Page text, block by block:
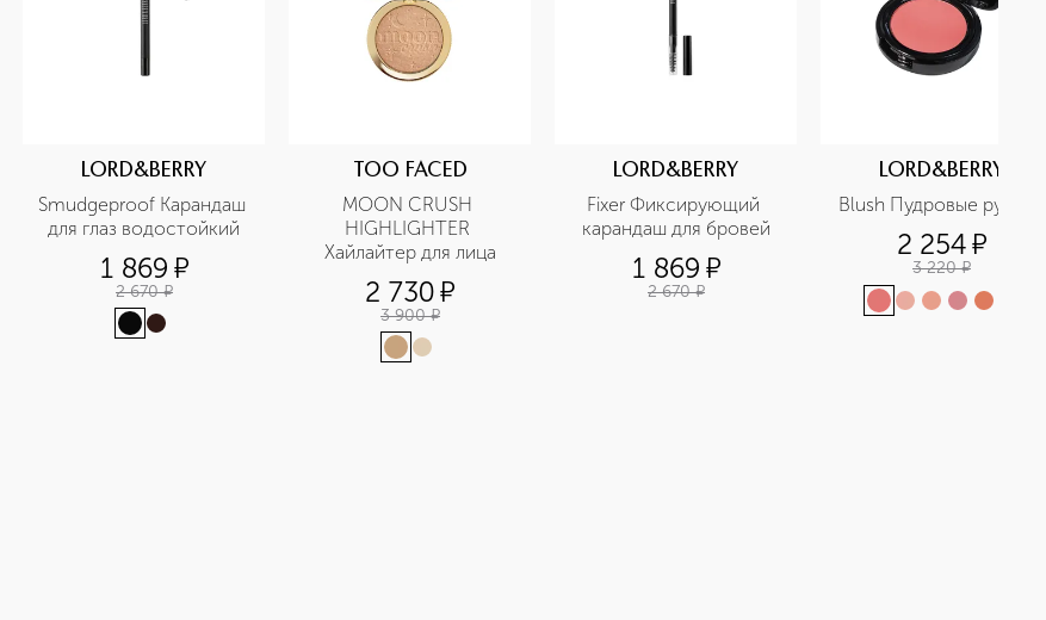
LORD&BERRY
Smudgeproof Карандаш
для глаз водостойкий
1 869 ¤
2 670 ¤
TOO FACED
MOON CRUSH
HIGHLIGHTER
Хайлайтер для лица
2 730¤
3 900 ¤
LORD&BERRY
Fixer Фиксирующий
карандаш для бровей
1 869 ¤
2 670 ¤
LORD&BERRY
Blush Пудровые румяна
2 254¤
3 220 ¤